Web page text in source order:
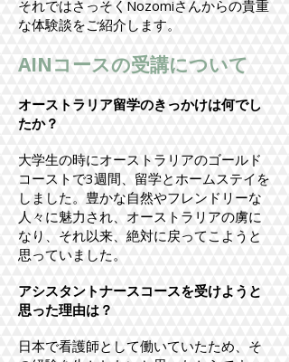
それではさっそくNozomiさんからの貴重
な体験談をご紹介します。
AINコースの受講について
オーストラリア留学のきっかけは何でし
たか？
大学生の時にオーストラリアのゴールド
コーストで3週間、留学とホームステイを
しました。豊かな自然やフレンドリーな
人々に魅力され、オーストラリアの虜に
なり、それ以来、絶対に戻ってこようと
思っていました。
アシスタントナースコースを受けようと
思った理由は？
日本で看護師として働いていたため、そ